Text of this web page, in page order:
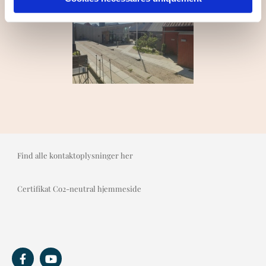
Find alle kontaktoplysninger her
Certifikat Co2-neutral hjemmeside